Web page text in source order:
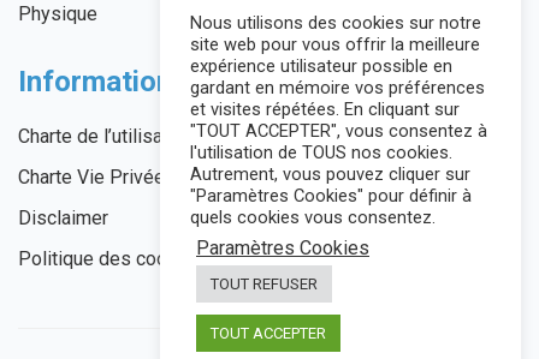
Physique
Informations légales
Charte de l’utilisateur
Charte Vie Privée
Disclaimer
Politique des cookies
Nous utilisons des cookies sur notre
site web pour vous offrir la meilleure
expérience utilisateur possible en
gardant en mémoire vos préférences
et visites répétées. En cliquant sur
"TOUT ACCEPTER", vous consentez à
l'utilisation de TOUS nos cookies.
Autrement, vous pouvez cliquer sur
"Paramètres Cookies" pour définir à
quels cookies vous consentez.
Paramètres Cookies
TOUT REFUSER
TOUT ACCEPTER